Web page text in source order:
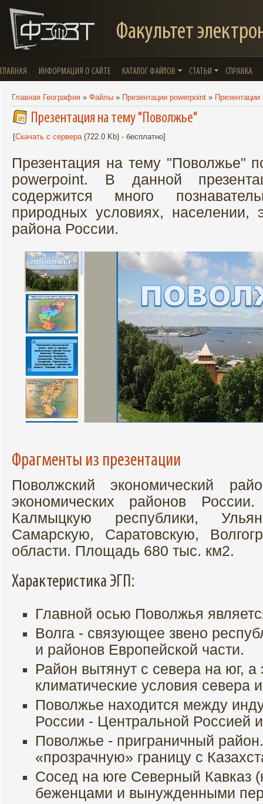
Факультет
ГЛАВНАЯ ИНФОРМАЦИЯ О САЙТЕ КАТАЛОГ ФАЙЛОВ СТАТЬИ СПРАВКА
Главная География » Файлы » Презентации powerpoint »
Презентация на тему "Поволжье"
[Скачать с сервера(722.0 Kb) - бесплатно]
Презентация на тему "Поволжье"
powerpoint. В данной
содержится много
природных условиях, населении,
района России.
Фрагменты из презентации
Поволжский экономический
экономических районов
Калмыцкую республики,
Самарскую, Саратовскую,
области. Площадь 680 тыс. км2.
Характеристика ЭГП:
Главной осью Поволжья
Волга - связующее звено
и районов Европейской части.
Район вытянут с севера на юг, а
климатические условия севера
Поволжье находится между
России - Центральной Россией
Поволжье - приграничный
«прозрачную» границу с
Сосед на юге Северный Кавказ
беженцами и вынужденными